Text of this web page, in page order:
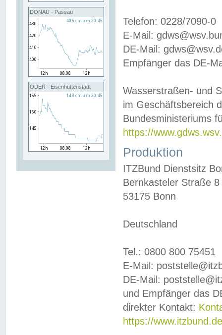
DONAU - Passau
ODER - Eisenhüttenstadt
Telefon: 0228/7090-0
E-Mail:
DE-Mail:
Empfänger das DE-
Wasserstraßen- und
im Geschäftsbereich
Bundesministeriums
https://
Produktion
ITZBund Dienstsitz
Bernkasteler Straße 8
53175 Bonn
Deutschland
Tel.: 0800 800 75451
E-Mail:
DE-Mail:
und Empfänger das
direkter Kontakt:
https://